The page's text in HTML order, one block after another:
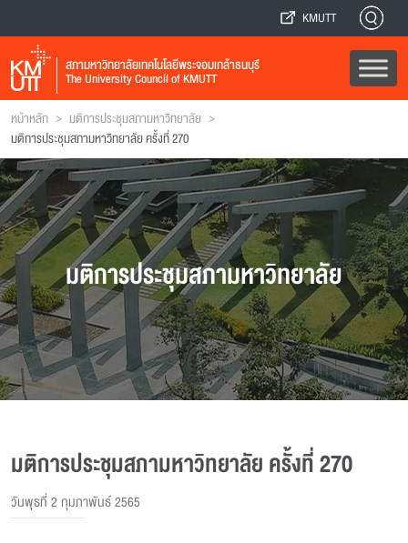
KMUTT
สภามหาวิทยาลัยเทคโนโลยีพระจอมเกล้าธนบุรี
The University Council of KMUTT
หน้าหลัก > มติการประชุมสภามหาวิทยาลัย >
มติการประชุมสภามหาวิทยาลัย ครั้งที่ 270
มติการประชุมสภามหาวิทยาลัย
มติการประชุมสภามหาวิทยาลัย ครั้งที่ 270
วันพุธที่ 2 กุมภาพันธ์ 2565